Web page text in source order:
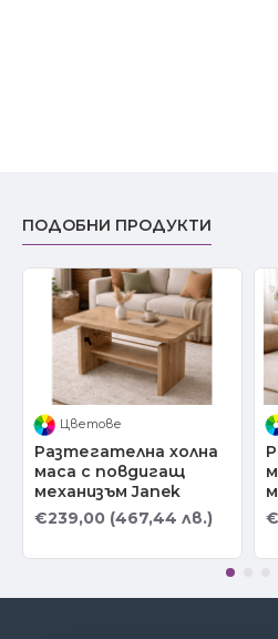
ПОДОБНИ ПРОДУКТИ
Цветове
Разтегателна холна
маса с повдигащ
механизъм Janek
€239,00 (467,44 лв.)